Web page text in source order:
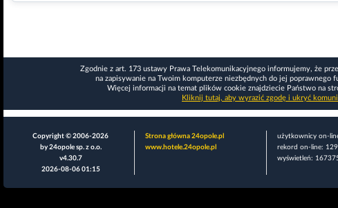
Zgodnie z art. 173 ustawy Prawa Telekomunikacyjnego informujemy, że
na zapisywanie na Twoim komputerze niezbędnych do jej poprawnego
Więcej informacji na temat plików cookie znajdziecie Państwo na
Kliknij tutaj, aby wyrazić zgodę i ukryć
Copyright © 2006-2026
by 24opole sp. z o.o.
v4.30.7
2026-08-06 01:15
Strona główna 24opole.pl
www.hotele.24opole.pl
użytkownicy on-
rekord on-line:
wyświetleń: